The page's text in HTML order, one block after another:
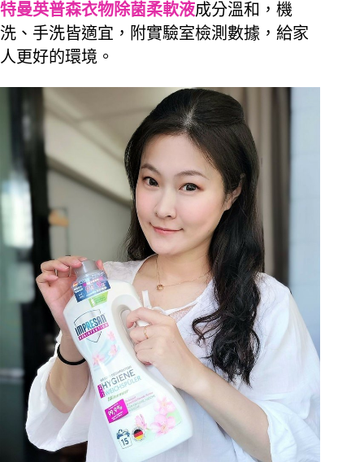
特曼英普森衣物除菌柔軟液成分溫和，機
洗、手洗皆適宜，附實驗室檢測數據，給家
人更好的環境。